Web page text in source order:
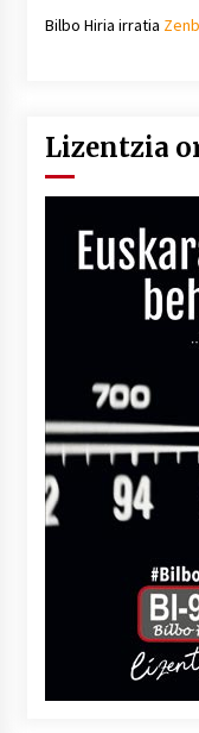
Bilbo Hiria irratia
Lizentzia